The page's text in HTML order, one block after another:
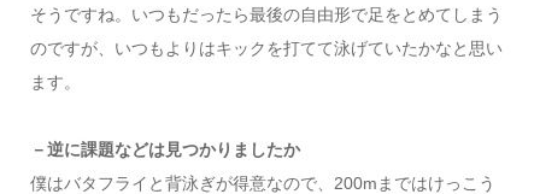
そうですね。いつもだったら最後の自由形で足をとめてしまう
のですが、いつもよりはキックを打てて泳げていたかなと思い
ます。
－逆に課題などは見つかりましたか
僕はバタフライと背泳ぎが得意なので、200mまではけっこう